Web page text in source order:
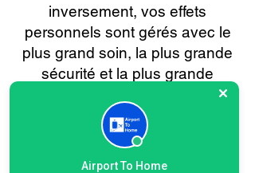
inversement, vos effets
personnels sont gérés avec le
plus grand soin, la plus grande
sécurité et la plus grande
attention. Voyagez en toute
confiance, sachant que vos
bagages sont entre de bonnes
Airport To Home